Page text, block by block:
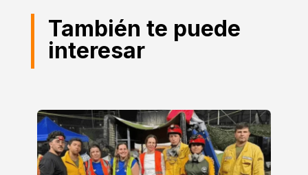
También te puede
interesar